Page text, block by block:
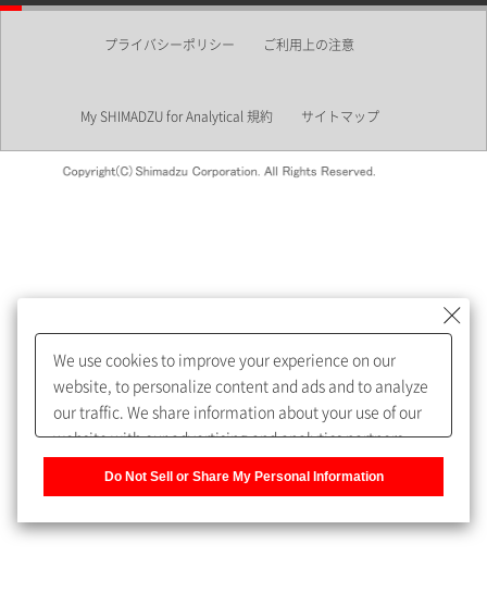
めします。
My SHIMADZU for Analyticalへ登録いただくと、技術情報や
取扱説明書・Webinarなどの閲覧ができます。
うになります。
プライバシーポリシー ご利用上の注意
My SHIMADZU for Analytical 規約 サイトマップ
We use cookies to improve your experience on our
website, to personalize content and ads and to analyze
our traffic. We share information about your use of our
website with our advertising and analytics partners,
Do Not Sell or Share My Personal Information